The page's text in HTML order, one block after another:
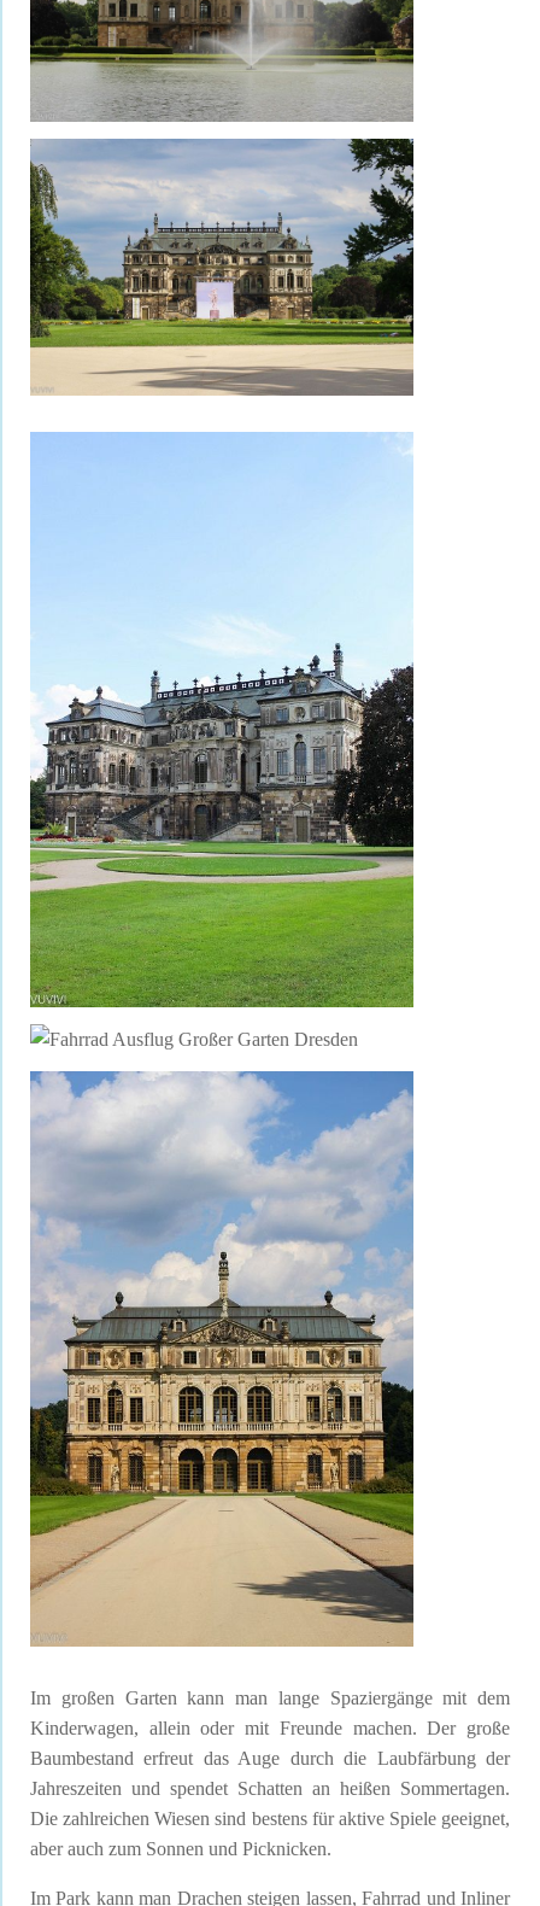
Im großen Garten kann man lange Spaziergänge mit dem
Kinderwagen, allein oder mit Freunde machen. Der große
Baumbestand erfreut das Auge durch die Laubfärbung der
Jahreszeiten und spendet Schatten an heißen Sommertagen.
Die zahlreichen Wiesen sind bestens für aktive Spiele geeignet,
aber auch zum Sonnen und Picknicken.
Im Park kann man Drachen steigen lassen, Fahrrad und Inliner